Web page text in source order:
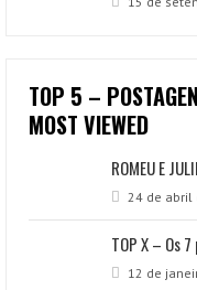
TOP 5 –
MOST VIEWED
ROMEU E
24 de abril
TOP X – Os
12 de